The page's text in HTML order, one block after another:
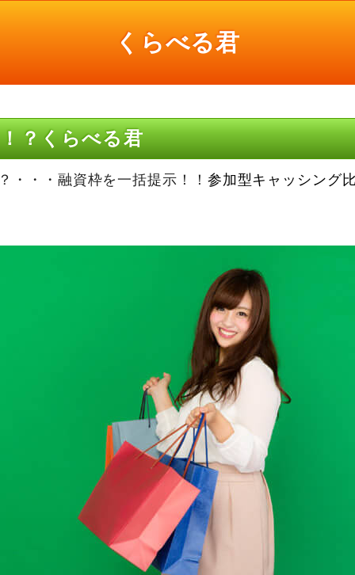
くらべる君
？くらべる君
・・・融資枠を一括提示！！ 参加型キャッシング